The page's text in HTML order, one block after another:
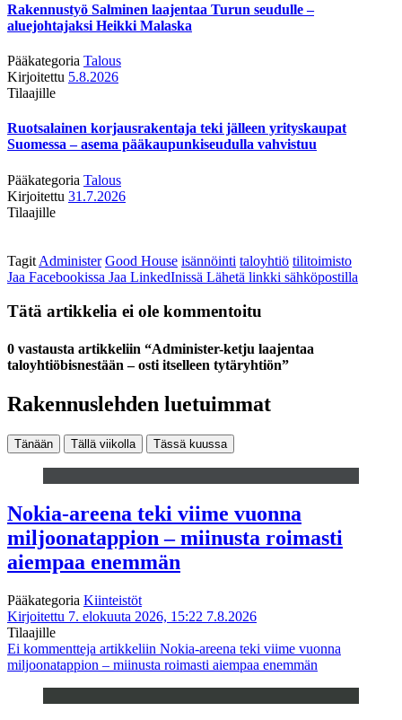
Rakennustyö Salminen laajentaa Turun seudulle –
aluejohtajaksi Heikki Malaska
Pääkategoria Talous
Kirjoitettu 5.8.2026
Tilaajille
Ruotsalainen korjausrakentaja teki jälleen yrityskaupat
Suomessa – asema pääkaupunkiseudulla vahvistuu
Pääkategoria Talous
Kirjoitettu 31.7.2026
Tilaajille
Tagit Administer Good House isännöinti taloyhtiö tilitoimisto
Jaa Facebookissa Jaa LinkedInissä Lähetä linkki sähköpostilla
Tätä artikkelia ei ole kommentoitu
0 vastausta artikkeliin “Administer-ketju laajentaa
taloyhtiöbisnestään – osti itselleen tytäryhtiön”
Rakennuslehden luetuimmat
Tänään Tällä viikolla Tässä kuussa
Nokia-areena teki viime vuonna
miljoonatappion – miinusta roimasti
aiempaa enemmän
Pääkategoria Kiinteistöt
Kirjoitettu 7. elokuuta 2026, 15:22 7.8.2026
Tilaajille
Ei kommentteja artikkeliin Nokia-areena teki viime vuonna
miljoonatappion – miinusta roimasti aiempaa enemmän